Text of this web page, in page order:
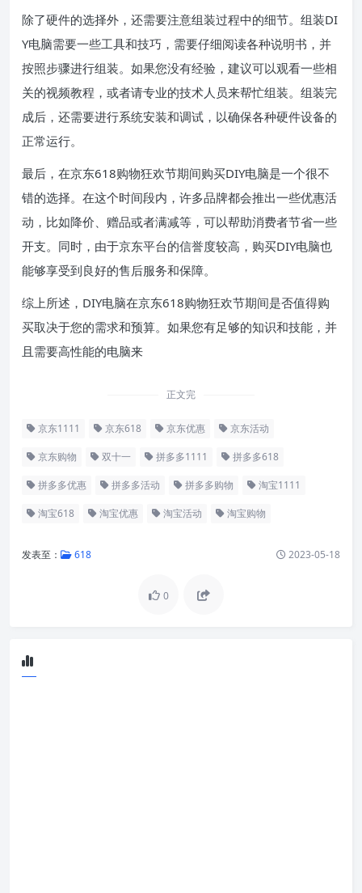
除了硬件的选择外，还需要注意组装过程中的细节。组装DI
Y电脑需要一些工具和技巧，需要仔细阅读各种说明书，并
按照步骤进行组装。如果您没有经验，建议可以观看一些相
关的视频教程，或者请专业的技术人员来帮忙组装。组装完
成后，还需要进行系统安装和调试，以确保各种硬件设备的
正常运行。
最后，在京东618购物狂欢节期间购买DIY电脑是一个很不
错的选择。在这个时间段内，许多品牌都会推出一些优惠活
动，比如降价、赠品或者满减等，可以帮助消费者节省一些
开支。同时，由于京东平台的信誉度较高，购买DIY电脑也
能够享受到良好的售后服务和保障。
综上所述，DIY电脑在京东618购物狂欢节期间是否值得购
买取决于您的需求和预算。如果您有足够的知识和技能，并
且需要高性能的电脑来
正文完
京东1111 京东618 京东优惠 京东活动
京东购物 双十一 拼多多1111 拼多多618
拼多多优惠 拼多多活动 拼多多购物 淘宝1111
淘宝618 淘宝优惠 淘宝活动 淘宝购物
发表至： 618 2023-05-18
0